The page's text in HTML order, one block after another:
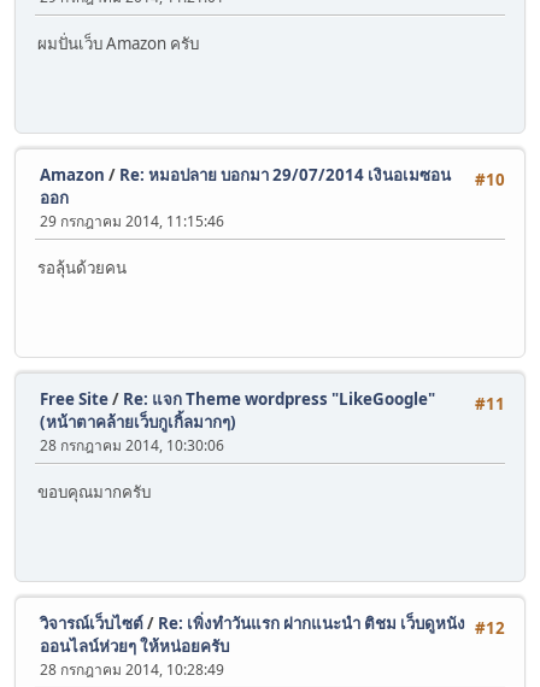
ผมปั่นเว็บ Amazon ครับ
#10
Amazon / Re: หมอปลาย บอกมา 29/07/2014 เงินอเมซอน
ออก
29 กรกฎาคม 2014, 11:15:46
รอลุ้นด้วยคน
#11
Free Site/ Re: แจก Theme wordpress "LikeGoogle"
(หน้าตาคล้ายเว็บกูเกิ้ลมากๆ)
28 กรกฎาคม 2014, 10:30:06
ขอบคุณมากครับ
#12
วิจารณ์เว็บไซต์/ Re: เพิ่งทำวันแรก ฝากแนะนำ ติชม เว็บดูหนัง
ออนไลน์ห่วยๆ ให้หน่อยครับ
28 กรกฎาคม 2014, 10:28:49